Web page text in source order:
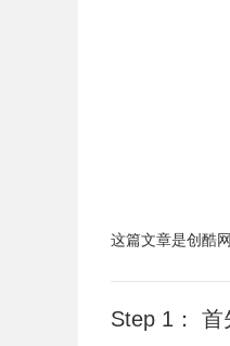
这篇文章是创酷
Step 1：